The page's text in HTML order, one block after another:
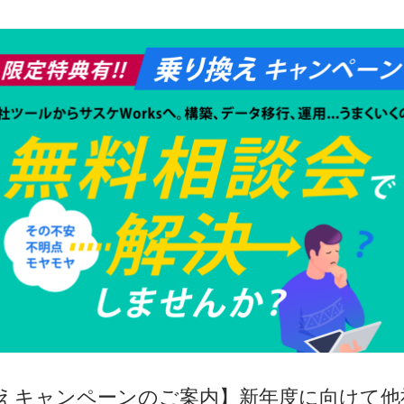
キャンペーンのご案内】新年度に向けて